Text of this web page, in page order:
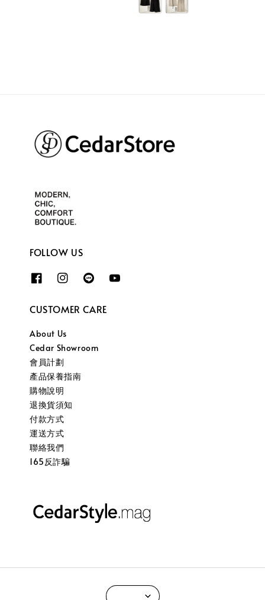
FOLLOW US
CUSTOMER CARE
About Us
Cedar Showroom
會員計劃
產品保養指南
購物說明
退換貨須知
付款方式
運送方式
聯絡我們
165反詐騙